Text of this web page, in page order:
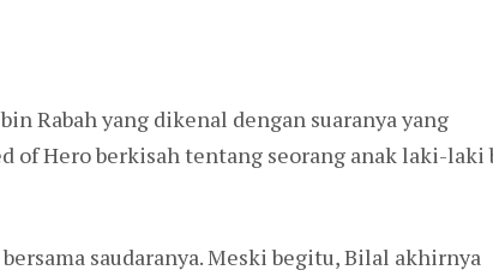
Rabah yang dikenal dengan suaranya yang
of Hero berkisah tentang seorang anak laki-laki
saudaranya. Meski begitu, Bilal akhirnya